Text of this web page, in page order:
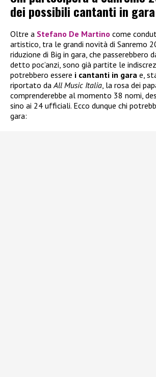
dei possibili cantanti in gara
Oltre a Stefano De Martino come
artistico, tra le grandi novità di Sanremo
riduzione di Big in gara, che passerebbero
detto poc’anzi, sono già partite le
potrebbero essere i cantanti in gara e,
riportato da All Music Italia , la rosa dei
comprenderebbe al momento 38 nomi,
sino ai 24 ufficiali. Ecco dunque chi
gara: